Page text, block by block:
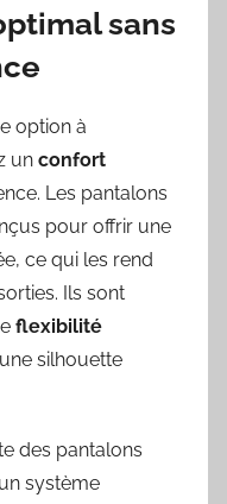
sans
option à
un confort
Les pantalons
pour offrir une
ce qui les rend
Ils sont
flexibilité
silhouette
des pantalons
système